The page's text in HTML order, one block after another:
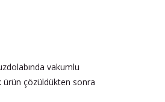
vakumlu
ürün çözüldükten sonra